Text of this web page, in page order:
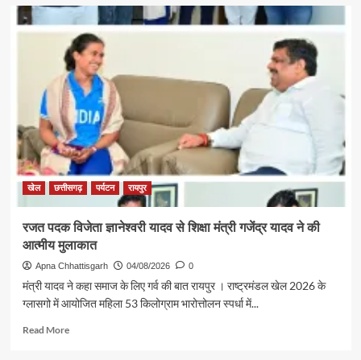
पर्यटन
एवं
संस्कृति
मंत्री
श्री
राजेश
अग्रवाल
की
पहल
से
सरगुजा
संभाग
श्रद्धालु
भारत
गौरव
से
रामलला
खेल छत्तीसगढ़ पर्यटन रायपुर
रजत पदक विजेता ज्ञानेश्वरी यादव से शिक्षा मंत्री गजेंद्र यादव ने की
आत्मीय मुलाकात
Apna Chhattisgarh 04/08/2026 0
मंत्री यादव ने कहा समाज के लिए गर्व की बात रायपुर । राष्ट्रमंडल खेल 2026 के
ग्लासगो में आयोजित महिला 53 किलोग्राम भारोत्तोलन स्पर्धा में...
Read MoreRead